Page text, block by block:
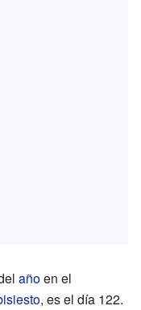
añoen el
, es el día 122.